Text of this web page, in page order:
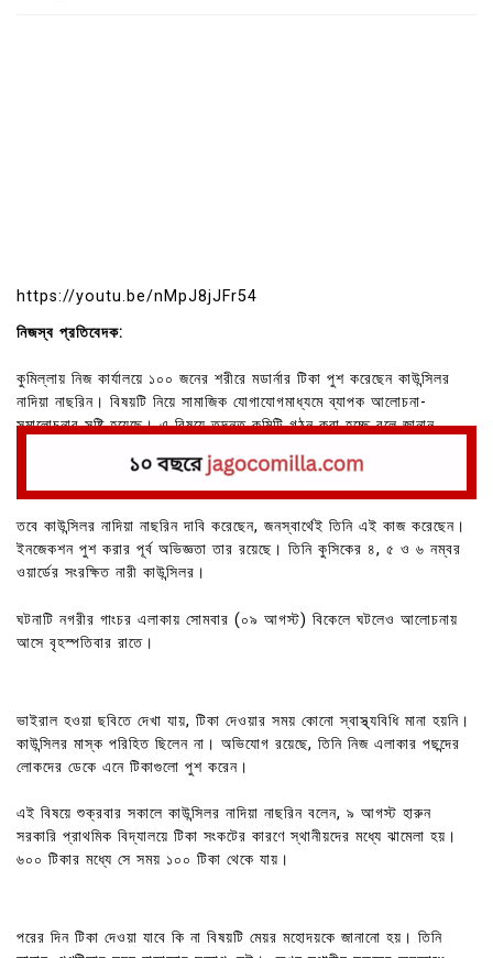
https://youtu.be/nMpJ8jJFr54
নিজস্ব প্রতিবেদক:
কুমিল্লায় নিজ কার্যালয়ে ১০০ জনের শরীরে মডার্নার টিকা পুশ করেছেন কাউন্সিলর
নাদিয়া নাছরিন। বিষয়টি নিয়ে সামাজিক যোগাযোগমাধ্যমে ব্যাপক আলোচনা-
সমালোচনার সৃষ্টি হয়েছে। এ বিষয়ে তদন্ত কমিটি গঠন করা হচ্ছে বলে জানান
তবে কাউন্সিলর নাদিয়া নাছরিন দাবি করেছেন, জনস্বার্থেই তিনি এই কাজ করেছেন।
ইনজেকশন পুশ করার পূর্ব অভিজ্ঞতা তার রয়েছে। তিনি কুসিকের ৪, ৫ ও ৬ নম্বর
ওয়ার্ডের সংরক্ষিত নারী কাউন্সিলর।
ঘটনাটি নগরীর গাংচর এলাকায় সোমবার (০৯ আগস্ট) বিকেলে ঘটলেও আলোচনায়
আসে বৃহস্পতিবার রাতে।
ভাইরাল হওয়া ছবিতে দেখা যায়, টিকা দেওয়ার সময় কোনো স্বাস্থ্যবিধি মানা হয়নি।
কাউন্সিলর মাস্ক পরিহিত ছিলেন না। অভিযোগ রয়েছে, তিনি নিজ এলাকার পছন্দের
লোকদের ডেকে এনে টিকাগুলো পুশ করেন।
এই বিষয়ে শুক্রবার সকালে কাউন্সিলর নাদিয়া নাছরিন বলেন, ৯ আগস্ট হারুন
সরকারি প্রাথমিক বিদ্যালয়ে টিকা সংকটের কারণে স্থানীয়দের মধ্যে ঝামেলা হয়।
৬০০ টিকার মধ্যে সে সময় ১০০ টিকা থেকে যায়।
পরের দিন টিকা দেওয়া যাবে কি না বিষয়টি মেয়র মহোদয়কে জানানো হয়। তিনি